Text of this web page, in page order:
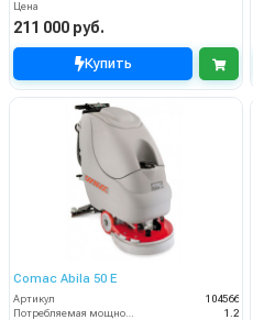
Цена
211 000 руб.
Купить
Comac Abila 50 E
Артикул
104566
1.2